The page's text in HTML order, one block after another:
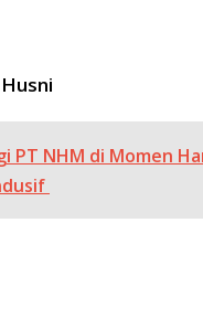
PT NHM di Momen